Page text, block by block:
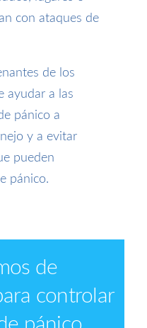
con ataques de
de los
ayudar a las
pánico a
y a evitar
pueden
pánico.
de
controlar